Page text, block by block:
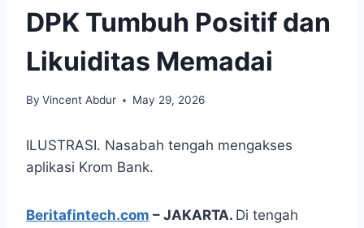
DPK Tumbuh Positif dan
Likuiditas Memadai
By Vincent Abdur May 29, 2026
ILUSTRASI. Nasabah tengah mengakses
aplikasi Krom Bank.
Beritafintech.com – JAKARTA. Di tengah